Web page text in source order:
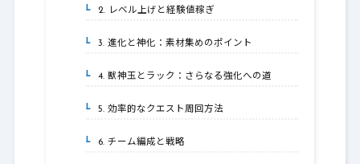
2-2.2. レベル上げと経験値稼ぎ
2-3.3. 進化と神化：素材集めのポイント
2-4.4. 獣神玉とラック：さらなる強化への道
2-5.5. 効率的なクエスト周回方法
2-6.6. チーム編成と戦略